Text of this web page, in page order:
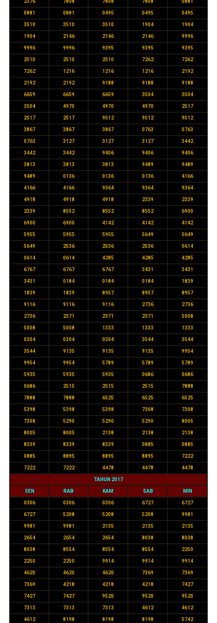
2376 7808 7808 7808 0881
0881 0881 0495 0495 0495
3510 3510 3510 1904 1904
1904 2146 2146 2146 9996
9996 9996 9395 9395 9395
2510 2510 2510 7262 7262
7262 1216 1216 1216 2192
2192 2192 9188 9188 9188
6659 6659 6659 3504 3504
3504 4970 4970 4970 2517
2517 2517 9512 9512 9512
3867 3867 3867 0763 0763
0763 3127 3127 3127 3442
3442 3442 9406 9406 9406
3813 3813 3813 9489 9489
9489 0136 0136 0136 4166
4166 4166 9364 9364 9364
4918 4918 4918 2339 2339
2339 8552 8552 8552 6900
6900 6900 4142 4142 4142
5955 5955 5955 5649 5649
5649 2536 2536 2536 0614
0614 0614 4285 4285 4285
6767 6767 6767 3431 3431
3431 0184 0184 0184 1839
1839 1839 8957 8957 8957
9116 9116 9116 2736 2736
2736 2371 2371 2371 5008
5008 5008 1333 1333 1333
0304 0304 0304 3544 3544
3544 9135 9135 9135 9954
9954 9954 5789 5789 5789
5935 5935 5935 0686 0686
0686 2515 2515 2515 7888
7888 7888 6525 6525 6525
5398 5398 5398 7308 7308
7308 5290 5290 5290 8005
8005 8005 2138 2138 2138
8339 8339 8339 0885 0885
0885 8895 8895 8895 7222
7222 7222 4478 4478 4478
TAHUN 2017
SEN RAB KAM SAB MIN
0306 0306 0306 6727 6727
6727 5208 5208 5208 9981
9981 9981 2135 2135 2135
2654 2654 2654 8038 8038
8038 8554 8554 8554 2250
2250 2250 9914 9914 9914
4620 4620 4620 7369 7369
7369 4218 4218 4218 7427
7427 7427 9520 9520 9520
7313 7313 7313 4612 4612
4612 8198 8198 8198 5742